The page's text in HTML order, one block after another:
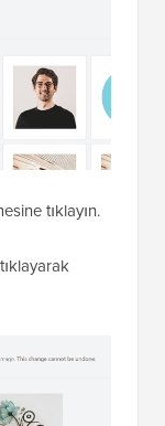
tıklayın.